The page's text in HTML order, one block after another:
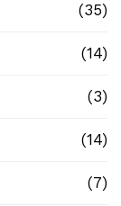
(35)
(14)
(3)
(14)
(7)